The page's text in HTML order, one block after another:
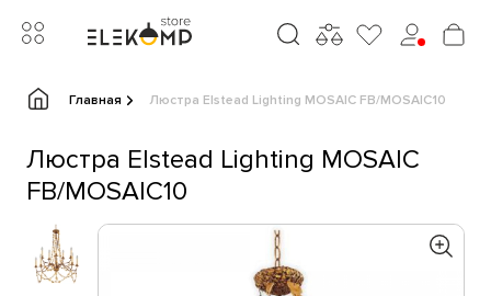
Главная Люстра Elstead Lighting MOSAIC FB/MOSAIC10
Люстра Elstead Lighting MOSAIC
FB/MOSAIC10